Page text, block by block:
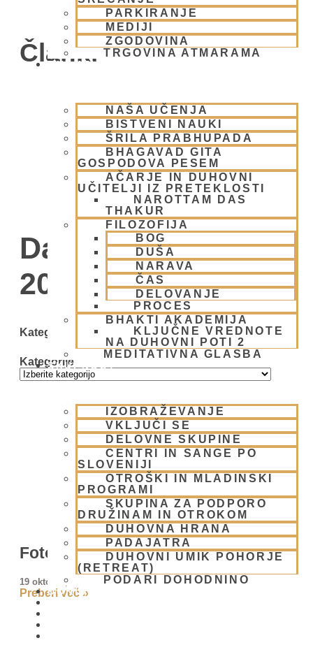
PARKIRANJE
MEDIJI
ZGODOVINA
TRGOVINA ATMARAMA
BHAKTI JOGA
NAŠA UČENJA
BISTVENI NAUKI
ŠRILA PRABHUPADA
BHAGAVAD GITA
GOSPODOVA PESEM
AČARJE IN DUHOVNI
UČITELJI IZ PRETEKLOSTI
NAROTTAM DAS
THAKUR
FILOZOFIJA
BOG
DUŠA
NARAVA
ČAS
DELOVANJE
PROCES
BHAKTI AKADEMIJA
KLJUČNE VREDNOTE
NA DUHOVNI POTI 2
MEDITATIVNA GLASBA
SKUPNOST
IZOBRAŽEVANJE
VKLJUČI SE
DELOVNE SKUPINE
CENTRI IN SANGE PO
SLOVENIJI
OTROŠKI IN MLADINSKI
PROGRAMI
SKUPINA ZA PODPORO
DRUŽINAM IN OTROKOM
DUHOVNA HRANA
PADAJATRA
DUHOVNI UMIK POHORJE
(RETREAT)
PODARI DOHODNINO
DONIRAJ
Članki
Day: 19 oktobra,
2008
Kategorije
Kategorije
Foto-reportaža z Vege Maribor
19 oktobra, 2008
Preberi več »